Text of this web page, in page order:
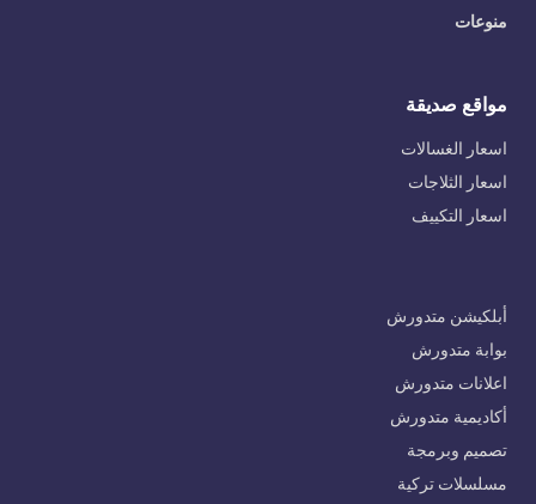
منوعات
مواقع صديقة
اسعار الغسالات
اسعار الثلاجات
اسعار التكييف
أبلكيشن متدورش
بوابة متدورش
اعلانات متدورش
أكاديمية متدورش
تصميم وبرمجة
مسلسلات تركية